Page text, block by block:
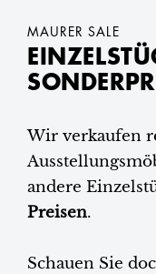
MAURER SALE
Wir verkaufen
andere
Preisen.
Schauen Sie